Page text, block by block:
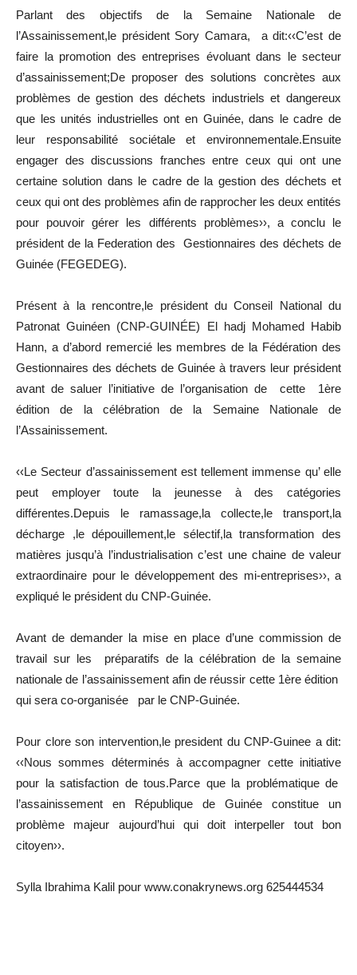
Parlant des objectifs de la Semaine Nationale de
l’Assainissement,le président Sory Camara, a dit:‹‹C’est de
faire la promotion des entreprises évoluant dans le secteur
d’assainissement;De proposer des solutions concrètes aux
problèmes de gestion des déchets industriels et dangereux
que les unités industrielles ont en Guinée, dans le cadre de
leur responsabilité sociétale et environnementale.Ensuite
engager des discussions franches entre ceux qui ont une
certaine solution dans le cadre de la gestion des déchets et
ceux qui ont des problèmes afin de rapprocher les deux entités
pour pouvoir gérer les différents problèmes››, a conclu le
président de la Federation des Gestionnaires des déchets de
Guinée (FEGEDEG).
Présent à la rencontre,le président du Conseil National du
Patronat Guinéen (CNP-GUINÉE) El hadj Mohamed Habib
Hann, a d’abord remercié les membres de la Fédération des
Gestionnaires des déchets de Guinée à travers leur président
avant de saluer l’initiative de l’organisation de cette 1ère
édition de la célébration de la Semaine Nationale de
l’Assainissement.
‹‹Le Secteur d’assainissement est tellement immense qu’ elle
peut employer toute la jeunesse à des catégories
différentes.Depuis le ramassage,la collecte,le transport,la
décharge ,le dépouillement,le sélectif,la transformation des
matières jusqu’à l’industrialisation c’est une chaine de valeur
extraordinaire pour le développement des mi-entreprises››, a
expliqué le président du CNP-Guinée.
Avant de demander la mise en place d’une commission de
travail sur les préparatifs de la célébration de la semaine
nationale de l’assainissement afin de réussir cette 1ère édition
qui sera co-organisée par le CNP-Guinée.
Pour clore son intervention,le president du CNP-Guinee a dit:
‹‹Nous sommes déterminés à accompagner cette initiative
pour la satisfaction de tous.Parce que la problématique de
l’assainissement en République de Guinée constitue un
problème majeur aujourd’hui qui doit interpeller tout bon
citoyen››.
Sylla Ibrahima Kalil pour www.conakrynews.org 625444534